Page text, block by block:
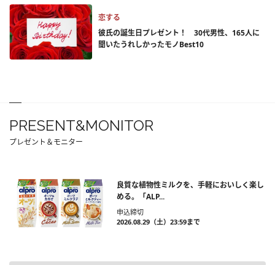
恋する
彼氏の誕生日プレゼント！ 30代男性、165人に
聞いたうれしかったモノBest10
PRESENT&MONITOR
プレゼント＆モニター
良質な植物性ミルクを、手軽においしく楽し
める。「ALP...
申込締切
2026.08.29（土）23:59まで